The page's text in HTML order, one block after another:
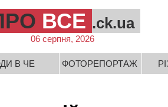
ВСЕ .ck.ua
06 серпня, 2026
В ЧЕ ФОТОРЕПОРТАЖ